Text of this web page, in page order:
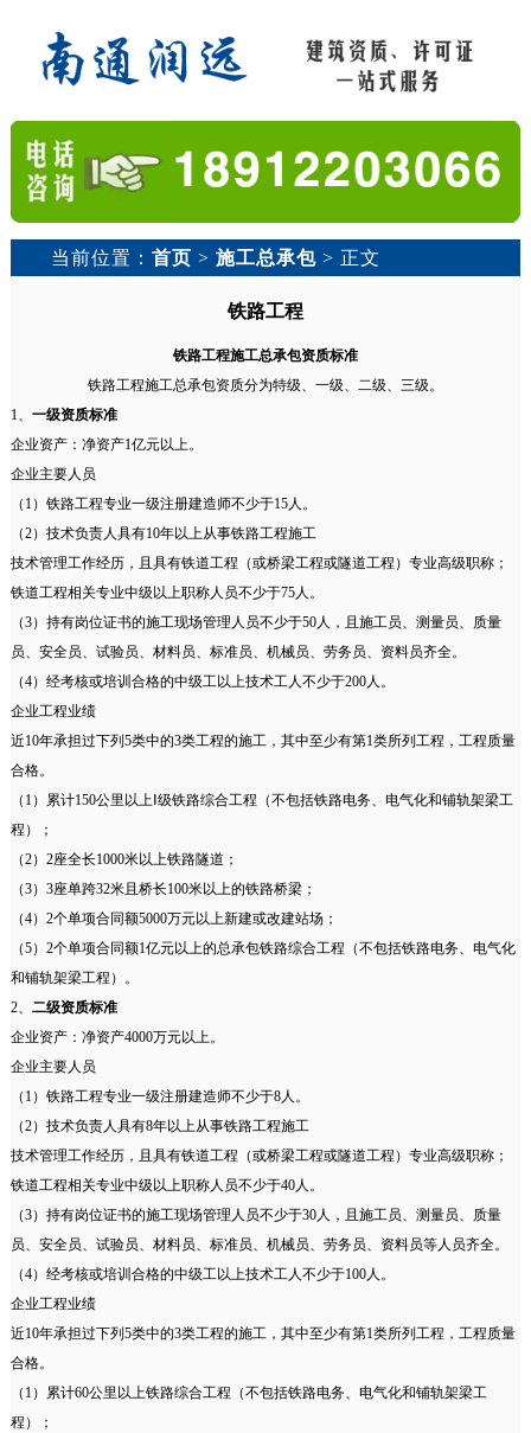
当前位置：首页 >施工总承包 > 正文
铁路工程
铁路工程施工总承包资质标准
铁路工程施工总承包资质分为特级、一级、二级、三级。
1、 一级资质标准
企业资产：净资产1亿元以上。
企业主要人员
（1）铁路工程专业一级注册建造师不少于15人。
（2）技术负责人具有10年以上从事铁路工程施工
技术管理工作经历，且具有铁道工程（或桥梁工程或隧道工程）专业高级职称；
铁道工程相关专业中级以上职称人员不少于75人。
（3）持有岗位证书的施工现场管理人员不少于50人，且施工员、测量员、质量
员、安全员、试验员、材料员、标准员、机械员、劳务员、资料员齐全。
（4）经考核或培训合格的中级工以上技术工人不少于200人。
企业工程业绩
近10年承担过下列5类中的3类工程的施工，其中至少有第1类所列工程，工程质量
合格。
（1）累计150公里以上Ⅰ级铁路综合工程（不包括铁路电务、电气化和铺轨架梁工
程）；
（2）2座全长1000米以上铁路隧道；
（3）3座单跨32米且桥长100米以上的铁路桥梁；
（4）2个单项合同额5000万元以上新建或改建站场；
（5）2个单项合同额1亿元以上的总承包铁路综合工程（不包括铁路电务、电气化
和铺轨架梁工程）。
2、 二级资质标准
企业资产：净资产4000万元以上。
企业主要人员
（1）铁路工程专业一级注册建造师不少于8人。
（2）技术负责人具有8年以上从事铁路工程施工
技术管理工作经历，且具有铁道工程（或桥梁工程或隧道工程）专业高级职称；
铁道工程相关专业中级以上职称人员不少于40人。
（3）持有岗位证书的施工现场管理人员不少于30人，且施工员、测量员、质量
员、安全员、试验员、材料员、标准员、机械员、劳务员、资料员等人员齐全。
（4）经考核或培训合格的中级工以上技术工人不少于100人。
企业工程业绩
近10年承担过下列5类中的3类工程的施工，其中至少有第1类所列工程，工程质量
合格。
（1）累计60公里以上铁路综合工程（不包括铁路电务、电气化和铺轨架梁工
程）；